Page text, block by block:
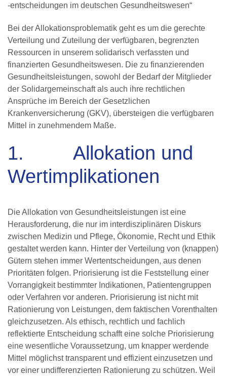
-entscheidungen im deutschen Gesundheitswesen“
Bei der Allokationsproblematik geht es um die gerechte
Verteilung und Zuteilung der verfügbaren, begrenzten
Ressourcen in unserem solidarisch verfassten und
finanzierten Gesundheitswesen. Die zu finanzierenden
Gesundheitsleistungen, sowohl der Bedarf der Mitglieder
der Solidargemeinschaft als auch ihre rechtlichen
Ansprüche im Bereich der Gesetzlichen
Krankenversicherung (GKV), übersteigen die verfügbaren
Mittel in zunehmendem Maße.
1. Allokation und
Wertimplikationen
Die Allokation von Gesundheitsleistungen ist eine
Herausforderung, die nur im interdisziplinären Diskurs
zwischen Medizin und Pflege, Ökonomie, Recht und Ethik
gestaltet werden kann. Hinter der Verteilung von (knappen)
Gütern stehen immer Wertentscheidungen, aus denen
Prioritäten folgen. Priorisierung ist die Feststellung einer
Vorrangigkeit bestimmter Indikationen, Patientengruppen
oder Verfahren vor anderen. Priorisierung ist nicht mit
Rationierung von Leistungen, dem faktischen Vorenthalten
gleichzusetzen. Als ethisch, rechtlich und fachlich
reflektierte Entscheidung schafft eine solche Priorisierung
eine wesentliche Voraussetzung, um knapper werdende
Mittel möglichst transparent und effizient einzusetzen und
vor einer undifferenzierten Rationierung zu schützen. Weil